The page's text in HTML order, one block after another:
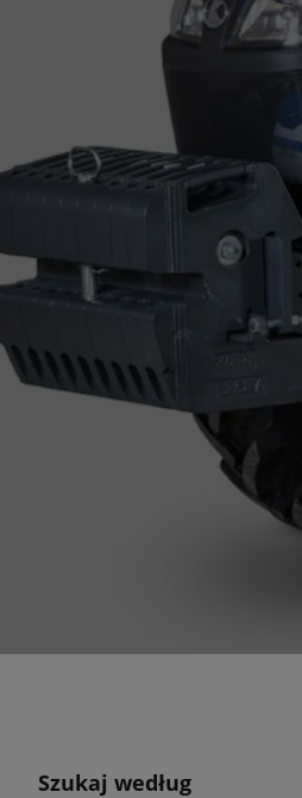
Szukaj według